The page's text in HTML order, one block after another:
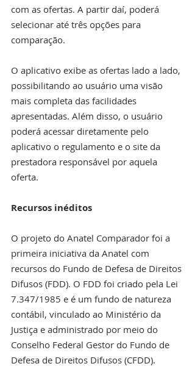
com as ofertas. A partir daí, poderá
selecionar até três opções para
comparação.
O aplicativo exibe as ofertas lado a lado,
possibilitando ao usuário uma visão
mais completa das facilidades
apresentadas. Além disso, o usuário
poderá acessar diretamente pelo
aplicativo o regulamento e o site da
prestadora responsável por aquela
oferta.
Recursos inéditos
O projeto do Anatel Comparador foi a
primeira iniciativa da Anatel com
recursos do Fundo de Defesa de Direitos
Difusos (FDD). O FDD foi criado pela Lei
7.347/1985 e é um fundo de natureza
contábil, vinculado ao Ministério da
Justiça e administrado por meio do
Conselho Federal Gestor do Fundo de
Defesa de Direitos Difusos (CFDD).